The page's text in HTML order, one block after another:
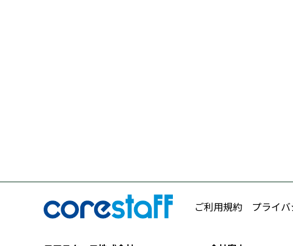
ご利用規約 プライ